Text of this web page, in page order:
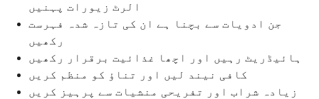
الرٹ زیورات پہنیں
جن ادویات سے بچنا ہے ان کی تازہ شدہ فہرست
رکھیں
ہائیڈریٹ رہیں اور اچھا غذائیت برقرار رکھیں
کافی نیند لیں اور تناؤ کو منظم کریں
زیادہ شراب اور تفریحی منشیات سے پرہیز کریں